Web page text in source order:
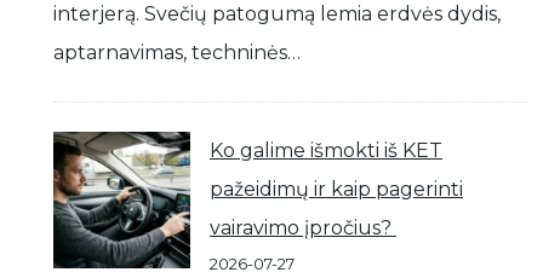
interjerą. Svečių patogumą lemia erdvės dydis,
aptarnavimas, techninės…
Ko galime išmokti iš KET
pažeidimų ir kaip pagerinti
vairavimo įpročius?
2026-07-27